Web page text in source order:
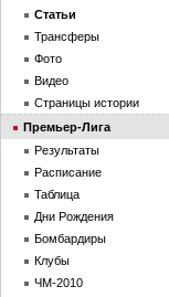
Статьи
Трансферы
Фото
Видео
Страницы истории
Премьер-Лига
Результаты
Расписание
Таблица
Дни Рождения
Бомбардиры
Клубы
ЧМ-2010